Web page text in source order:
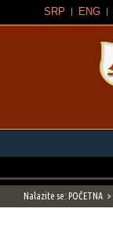
SRP ENG
Nalazite se: POČETNA